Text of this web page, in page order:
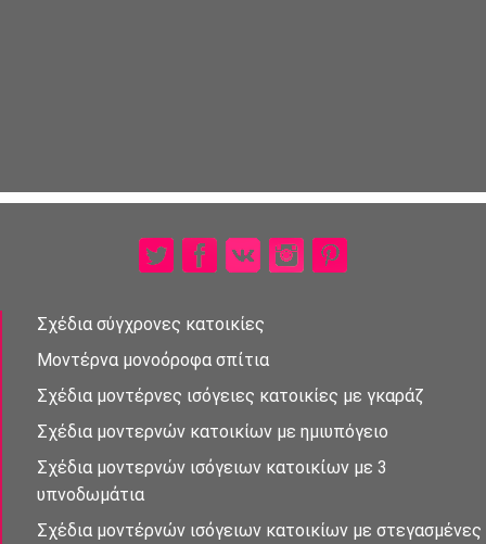
Σχέδια σύγχρονες κατοικίες
Μοντέρνα μονοὀροφα σπἰτια
Σχέδια μοντέρνες ισὀγειες κατοικίες με γκαράζ
Σχέδια μοντερνὠν κατοικίων με ημιυπόγειο
Σχέδια μοντερνών ισὀγειων κατοικἰων με 3
υπνοδωμἀτια
Σχἐδια μοντέρνὠν ισὀγειων κατοικίων με στεγασμένες